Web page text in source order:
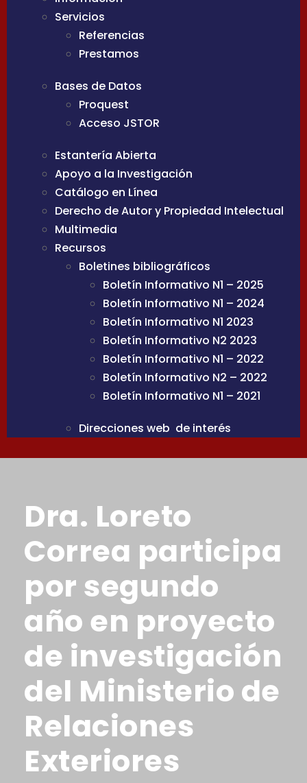
Servicios
Referencias
Prestamos
Bases de Datos
Proquest
Acceso JSTOR
Estantería Abierta
Apoyo a la Investigación
Catálogo en Línea
Derecho de Autor y Propiedad Intelectual
Multimedia
Recursos
Boletines bibliográficos
Boletín Informativo N1 – 2025
Boletín Informativo N1 – 2024
Boletín Informativo N1 2023
Boletín Informativo N2 2023
Boletín Informativo N1 – 2022
Boletín Informativo N2 – 2022
Boletín Informativo N1 – 2021
Direcciones web de interés
Dra. Loreto
Correa participa
por segundo
año en proyecto
de investigación
del Ministerio de
Relaciones
Exteriores